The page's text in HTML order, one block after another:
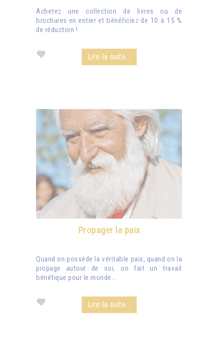
Achetez une collection de livres ou de
brochures en entier et bénéficiez de 10 à 15 %
de réduction !
Lire la suite...
Propager la paix
Quand on possède la véritable paix, quand on la
propage autour de soi, on fait un travail
bénéfique pour le monde...
Lire la suite...